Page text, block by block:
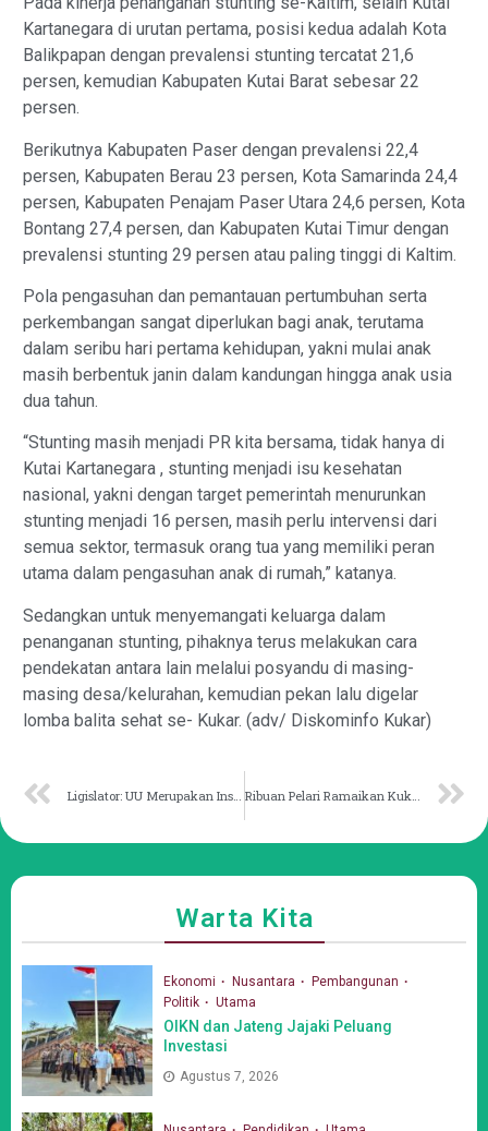
Kartanegara di urutan pertama, posisi kedua adalah Kota
Balikpapan dengan prevalensi stunting tercatat 21,6
persen, kemudian Kabupaten Kutai Barat sebesar 22
persen.
Berikutnya Kabupaten Paser dengan prevalensi 22,4
persen, Kabupaten Berau 23 persen, Kota Samarinda 24,4
persen, Kabupaten Penajam Paser Utara 24,6 persen, Kota
Bontang 27,4 persen, dan Kabupaten Kutai Timur dengan
prevalensi stunting 29 persen atau paling tinggi di Kaltim.
Pola pengasuhan dan pemantauan pertumbuhan serta
perkembangan sangat diperlukan bagi anak, terutama
dalam seribu hari pertama kehidupan, yakni mulai anak
masih berbentuk janin dalam kandungan hingga anak usia
dua tahun.
“Stunting masih menjadi PR kita bersama, tidak hanya di
Kutai Kartanegara , stunting menjadi isu kesehatan
nasional, yakni dengan target pemerintah menurunkan
stunting menjadi 16 persen, masih perlu intervensi dari
semua sektor, termasuk orang tua yang memiliki peran
utama dalam pengasuhan anak di rumah,” katanya.
Sedangkan untuk menyemangati keluarga dalam
penanganan stunting, pihaknya terus melakukan cara
pendekatan antara lain melalui posyandu di masing-
masing desa/kelurahan, kemudian pekan lalu digelar
lomba balita sehat se- Kukar. (adv/ Diskominfo Kukar)
Warta Kita
Ekonomi Nusantara
Pembangunan
Politik
Utama
OIKN dan Jateng Jajaki Peluang
Investasi
Agustus 7, 2026